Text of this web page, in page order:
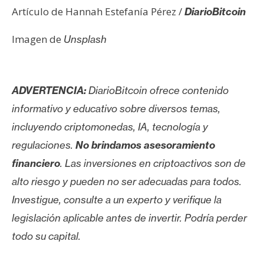
Artículo de Hannah Estefanía Pérez /DiarioBitcoin
Imagen de Unsplash
ADVERTENCIA:DiarioBitcoin ofrece contenido
informativo y educativo sobre diversos temas,
incluyendo criptomonedas, IA, tecnología y
regulaciones. No brindamos asesoramiento
financiero. Las inversiones en criptoactivos son de
alto riesgo y pueden no ser adecuadas para todos.
Investigue, consulte a un experto y verifique la
legislación aplicable antes de invertir. Podría perder
todo su capital.